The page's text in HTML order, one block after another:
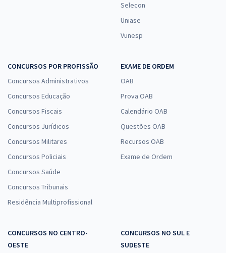
Selecon
Uniase
Vunesp
CONCURSOS POR PROFISSÃO
Concursos Administrativos
Concursos Educação
Concursos Fiscais
Concursos Jurídicos
Concursos Militares
Concursos Policiais
Concursos Saúde
Concursos Tribunais
Residência Multiprofissional
EXAME DE ORDEM
OAB
Prova OAB
Calendário OAB
Questões OAB
Recursos OAB
Exame de Ordem
CONCURSOS NO CENTRO-
OESTE
CONCURSOS NO SUL E
SUDESTE